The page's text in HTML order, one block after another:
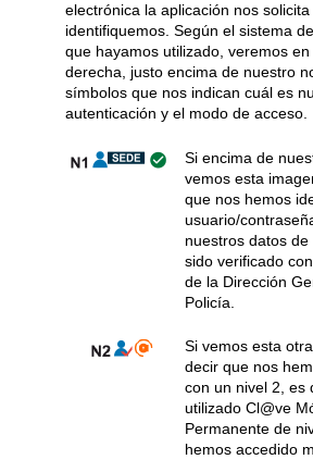
electrónica la aplicación nos
identifiquemos. Según el sistema
que hayamos utilizado, veremos
derecha, justo encima de nuestro
símbolos que nos indican cuál es
autenticación y el modo de acceso.
Si encima de
vemos esta
que nos hemos
usuario/
nuestros datos
sido verificado
de la Dirección
Policía.
Si vemos esta
decir que nos
con un nivel 2, es
utilizado Cl@ve
Permanente de
hemos accedido